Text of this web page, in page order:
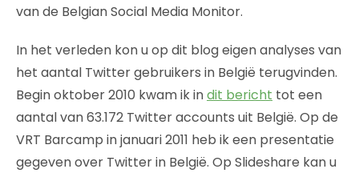
van de Belgian Social Media Monitor.
In het verleden kon u op dit blog eigen analyses van
het aantal Twitter gebruikers in België terugvinden.
Begin oktober 2010 kwam ik indit bericht tot een
aantal van 63.172 Twitter accounts uit België. Op de
VRT Barcamp in januari 2011 heb ik een presentatie
gegeven over Twitter in België. Op Slideshare kan u